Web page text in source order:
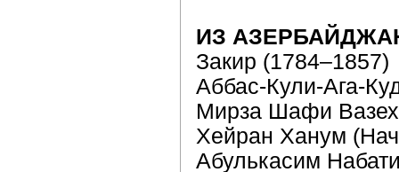
ИЗ
Закир (1784–1857)
Аббас-Кули-Ага-
Мирза Шафи
Хейран Xанум
Абулькасим